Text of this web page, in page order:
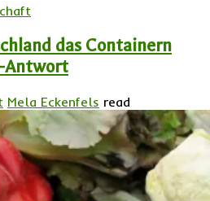
das Containern
Antwort
Mela Eckenfels read